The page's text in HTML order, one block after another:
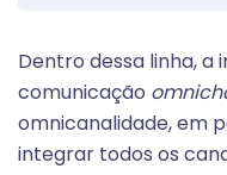
Dentro dessa linha,
comunicação
omnicanalidade, em
integrar todos os